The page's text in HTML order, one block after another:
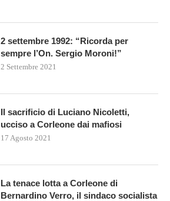
2 settembre 1992: “Ricorda per
sempre l’On. Sergio Moroni!”
2 Settembre 2021
Il sacrificio di Luciano Nicoletti,
ucciso a Corleone dai mafiosi
17 Agosto 2021
La tenace lotta a Corleone di
Bernardino Verro, il sindaco socialista